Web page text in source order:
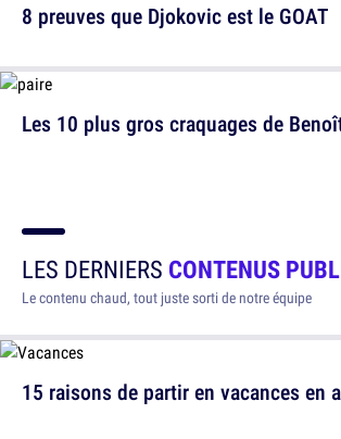
Les 10 plus gros craquages de
8 preuves que Djokovic est le GOAT
LES DERNIERS CONTENUS
Le contenu chaud, tout juste sorti de notre équipe
15 raisons de partir en vacances en